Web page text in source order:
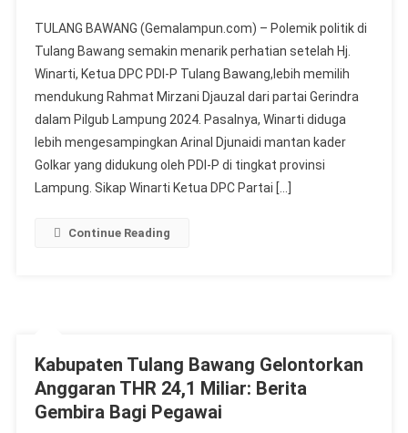
TULANG BAWANG (Gemalampun.com) – Polemik politik di
Tulang Bawang semakin menarik perhatian setelah Hj.
Winarti, Ketua DPC PDI-P Tulang Bawang,lebih memilih
mendukung Rahmat Mirzani Djauzal dari partai Gerindra
dalam Pilgub Lampung 2024. Pasalnya, Winarti diduga
lebih mengesampingkan Arinal Djunaidi mantan kader
Golkar yang didukung oleh PDI-P di tingkat provinsi
Lampung. Sikap Winarti Ketua DPC Partai […]
Continue Reading
Kabupaten Tulang Bawang Gelontorkan
Anggaran THR 24,1 Miliar: Berita
Gembira Bagi Pegawai